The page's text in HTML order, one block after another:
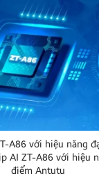
A86 với hiệu năng
AI ZT-A86 với hiệu
điểm Antutu